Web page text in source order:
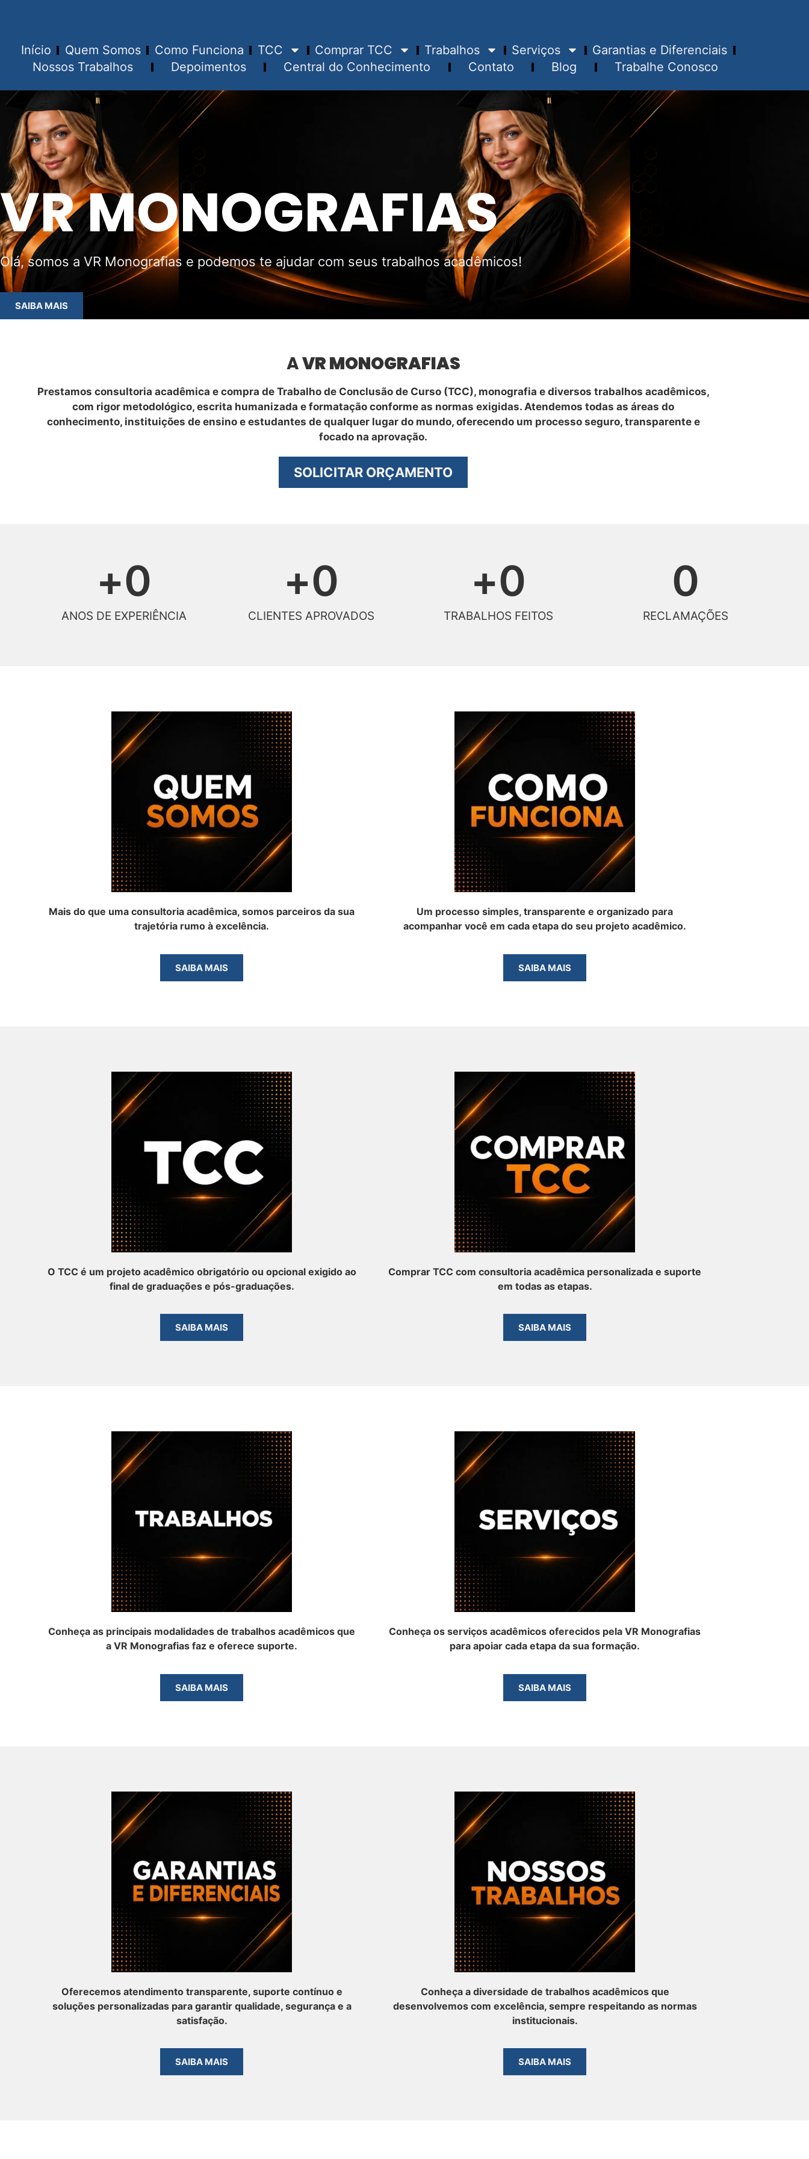
Início Quem Somos Como Funciona TCC Comprar TCC Trabalhos Serviços
Garantias e Diferenciais
Nossos Trabalhos
Depoimentos Central do Conhecimento Contato Blog Trabalhe Conosco
VR MONOGRAFIAS
Olá, somos a VR Monografias e podemos te ajudar com seus trabalhos acadêmicos!
SAIBA MAIS
AVR MONOGRAFIAS
Prestamos consultoria acadêmica e compra de Trabalho de Conclusão de Curso (TCC), monografia e diversos trabalhos acadêmicos,
com rigor metodológico, escrita humanizada e formatação conforme as normas exigidas. Atendemos todas as áreas do
conhecimento, instituições de ensino e estudantes de qualquer lugar do mundo, oferecendo um processo seguro, transparente e
focado na aprovação.
SOLICITAR ORÇAMENTO
ANOS DE EXPERIÊNCIA
+0
CLIENTES APROVADOS
+0
TRABALHOS FEITOS
+0
RECLAMAÇÕES
0
Mais do que uma consultoria acadêmica, somos parceiros da sua
trajetória rumo à excelência.
SAIBA MAIS
Um processo simples, transparente e organizado para
acompanhar você em cada etapa do seu projeto acadêmico.
SAIBA MAIS
O TCC é um projeto acadêmico obrigatório ou opcional exigido ao
final de graduações e pós-graduações.
SAIBA MAIS
Comprar TCC com consultoria acadêmica personalizada e suporte
em todas as etapas.
SAIBA MAIS
Conheça as principais modalidades de trabalhos acadêmicos que
a VR Monografias faz e oferece suporte.
SAIBA MAIS
Conheça os serviços acadêmicos oferecidos pela VR Monografias
para apoiar cada etapa da sua formação.
SAIBA MAIS
Oferecemos atendimento transparente, suporte contínuo e
soluções personalizadas para garantir qualidade, segurança e a
satisfação.
SAIBA MAIS
Conheça a diversidade de trabalhos acadêmicos que
desenvolvemos com excelência, sempre respeitando as normas
institucionais.
SAIBA MAIS